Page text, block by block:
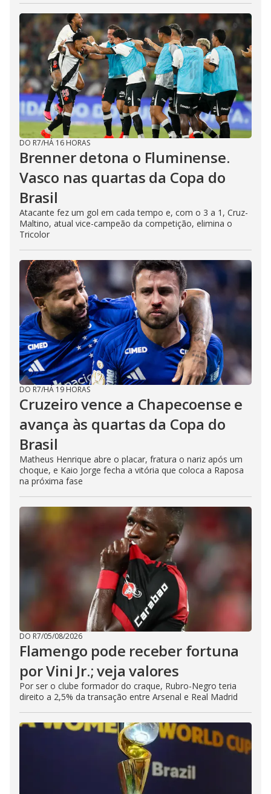
DO R7/HÁ 16 HORAS
Brenner detona o Fluminense.
Vasco nas quartas da Copa do
Brasil
Atacante fez um gol em cada tempo e, com o 3 a 1, Cruz-
Maltino, atual vice-campeão da competição, elimina o
Tricolor
DO R7/HÁ 19 HORAS
Cruzeiro vence a Chapecoense e
avança às quartas da Copa do
Brasil
Matheus Henrique abre o placar, fratura o nariz após um
choque, e Kaio Jorge fecha a vitória que coloca a Raposa
na próxima fase
DO R7/05/08/2026
Flamengo pode receber fortuna
por Vini Jr.; veja valores
Por ser o clube formador do craque, Rubro-Negro teria
direito a 2,5% da transação entre Arsenal e Real Madrid